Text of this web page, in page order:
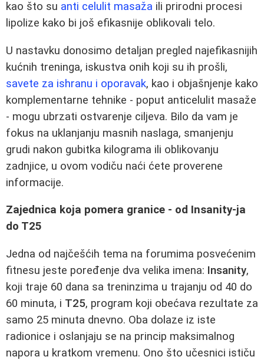
kao što su anti celulit masaža ili prirodni procesi
lipolize kako bi još efikasnije oblikovali telo.
U nastavku donosimo detaljan pregled najefikasnijih
kućnih treninga, iskustva onih koji su ih prošli,
savete za ishranu i oporavak, kao i objašnjenje kako
komplementarne tehnike - poput anticelulit masaže
- mogu ubrzati ostvarenje ciljeva. Bilo da vam je
fokus na uklanjanju masnih naslaga, smanjenju
grudi nakon gubitka kilograma ili oblikovanju
zadnjice, u ovom vodiču naći ćete proverene
informacije.
Zajednica koja pomera granice - od Insanity-ja
do T25
Jedna od najčešćih tema na forumima posvećenim
fitnesu jeste poređenje dva velika imena: Insanity,
koji traje 60 dana sa treninzima u trajanju od 40 do
60 minuta, i T25, program koji obećava rezultate za
samo 25 minuta dnevno. Oba dolaze iz iste
radionice i oslanjaju se na princip maksimalnog
napora u kratkom vremenu. Ono što učesnici ističu